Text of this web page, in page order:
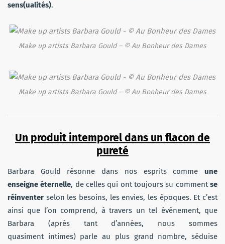
sens(ualités).
Make up artists Barbara Gould – © Au Bonheur des Dames
Make up artists Barbara Gould – © Au Bonheur des Dames
Un produit intemporel dans un flacon de
pureté
Barbara Gould résonne dans nos esprits comme une
enseigne éternelle, de celles qui ont toujours su commentse
réinventer selon les besoins, les envies, les époques. Et c’est
ainsi que l’on comprend, à travers un tel événement, que
Barbara (après tant d’années, nous sommes
quasiment intimes) parle au plus grand nombre, séduise